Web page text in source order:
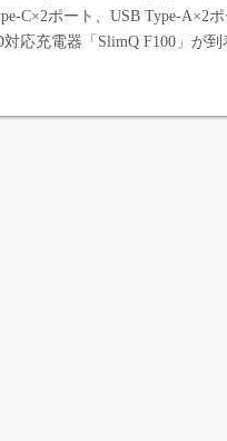
C×2ポート、USB Type-A×2
対応充電器「SlimQ F100」が